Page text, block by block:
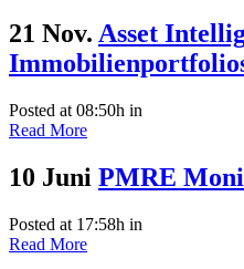
21 Nov. Asset
Posted at 08:50h in
Read More
10 Juni PMRE
Posted at 17:58h in
Read More